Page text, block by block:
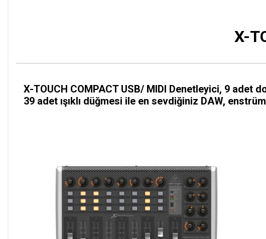
X-
X-TOUCH COMPACT USB/ MIDI Denetleyici, 9 adet
39 adet ışıklı düğmesi ile en sevdiğiniz DAW,